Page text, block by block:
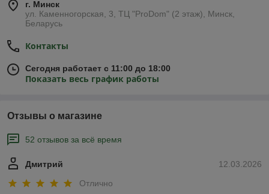
г. Минск
ул. Каменногорская, 3, ТЦ "ProDom" (2 этаж), Минск,
Беларусь
Контакты
Сегодня работает с 11:00 до 18:00
Показать весь график работы
Отзывы о магазине
52 отзывов за всё время
12.03.2026
Дмитрий
Отлично